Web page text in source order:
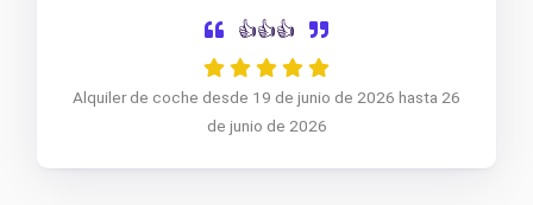
👍👍👍
Alquiler de coche desde 19 de junio de 2026 hasta 26
de junio de 2026